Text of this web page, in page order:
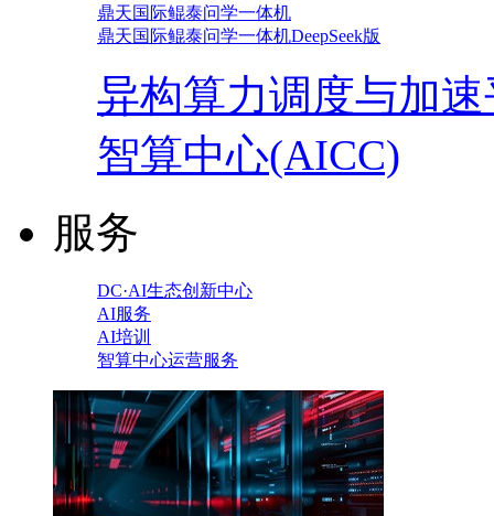
鼎天国际鲲泰问学一体机
鼎天国际鲲泰问学一体机DeepSeek版
异构算力调度与加
智算中心(AICC)
服务
DC·AI生态创新中心
AI服务
AI培训
智算中心运营服务